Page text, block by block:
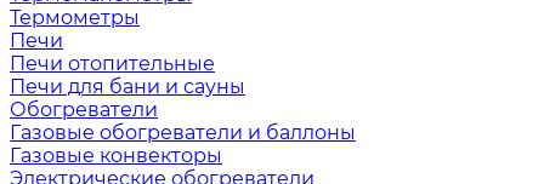
Термометры
Печи
Печи отопительные
Печи для бани и сауны
Обогреватели
Газовые обогреватели и баллоны
Газовые конвекторы
Электрические обогреватели